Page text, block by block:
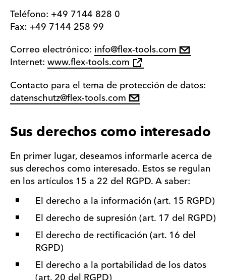
Teléfono: +49 7144 828 0
Fax: +49 7144 258 99
Correo electrónico: info@flex-tools.com
Internet:www.flex-tools.com
Contacto para el tema de protección de datos:
datenschutz@flex-tools.com
Sus derechos como interesado
En primer lugar, deseamos informarle acerca de
sus derechos como interesado. Estos se regulan
en los artículos 15 a 22 del RGPD. A saber:
El derecho a la información (art. 15 RGPD)
El derecho de supresión (art. 17 del RGPD)
El derecho de rectificación (art. 16 del
RGPD)
El derecho a la portabilidad de los datos